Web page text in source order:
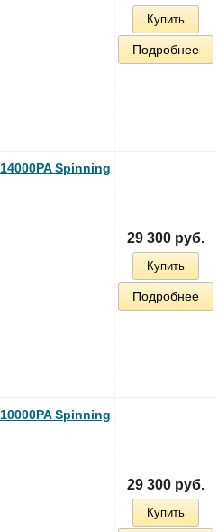
Купить
Подробнее
Spinning
29 300 руб.
Купить
Подробнее
Spinning
29 300 руб.
Купить